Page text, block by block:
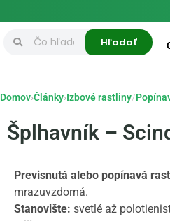
Hľadať
Domov›Články›Izbové rastliny/
Šplhavník –
Previsnutá alebo popínavá
mrazuvzdorná.
Stanovište: svetlé až